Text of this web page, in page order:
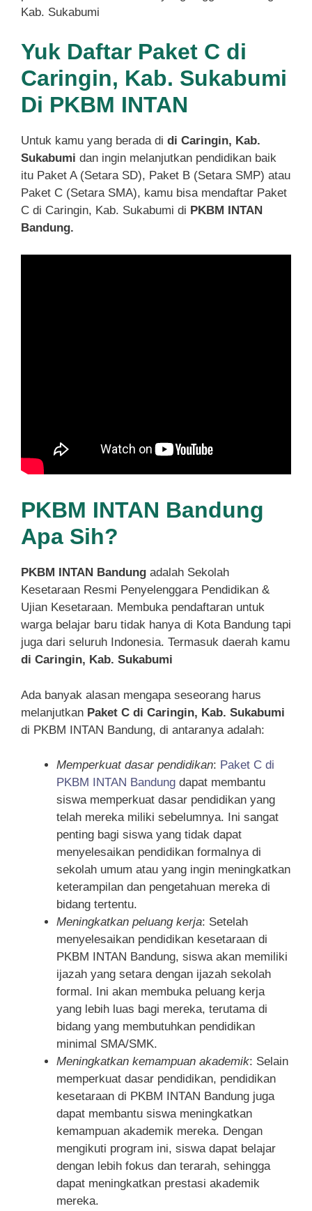
Kab. Sukabumi
Yuk Daftar Paket C di
Caringin, Kab. Sukabumi
Di PKBM INTAN
Untuk kamu yang berada di di Caringin, Kab.
Sukabumi dan ingin melanjutkan pendidikan baik
itu Paket A (Setara SD), Paket B (Setara SMP) atau
Paket C (Setara SMA), kamu bisa mendaftar Paket
C di Caringin, Kab. Sukabumi di PKBM INTAN
Bandung.
PKBM INTAN Bandung
Apa Sih?
PKBM INTAN Bandung adalah Sekolah
Kesetaraan Resmi Penyelenggara Pendidikan &
Ujian Kesetaraan. Membuka pendaftaran untuk
warga belajar baru tidak hanya di Kota Bandung tapi
juga dari seluruh Indonesia. Termasuk daerah kamu
di Caringin, Kab. Sukabumi
Ada banyak alasan mengapa seseorang harus
melanjutkan Paket C di Caringin, Kab. Sukabumi
di PKBM INTAN Bandung, di antaranya adalah:
Memperkuat dasar pendidikan: Paket C di
PKBM INTAN Bandung dapat membantu
siswa memperkuat dasar pendidikan yang
telah mereka miliki sebelumnya. Ini sangat
penting bagi siswa yang tidak dapat
menyelesaikan pendidikan formalnya di
sekolah umum atau yang ingin meningkatkan
keterampilan dan pengetahuan mereka di
bidang tertentu.
Meningkatkan peluang kerja: Setelah
menyelesaikan pendidikan kesetaraan di
PKBM INTAN Bandung, siswa akan memiliki
ijazah yang setara dengan ijazah sekolah
formal. Ini akan membuka peluang kerja
yang lebih luas bagi mereka, terutama di
bidang yang membutuhkan pendidikan
minimal SMA/SMK.
Meningkatkan kemampuan akademik: Selain
memperkuat dasar pendidikan, pendidikan
kesetaraan di PKBM INTAN Bandung juga
dapat membantu siswa meningkatkan
kemampuan akademik mereka. Dengan
mengikuti program ini, siswa dapat belajar
dengan lebih fokus dan terarah, sehingga
dapat meningkatkan prestasi akademik
mereka.